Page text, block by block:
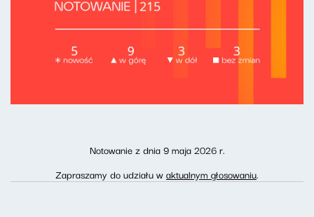
Notowanie z dnia 9 maja 2026 r.
Zapraszamy do udziału waktualnym głosowaniu.